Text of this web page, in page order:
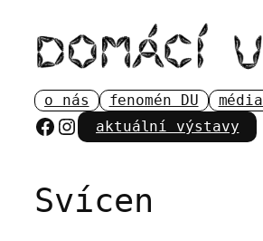
obsah
o nás fenomén DU média
Facebook
Instagram
aktuální výstavy
Svícen